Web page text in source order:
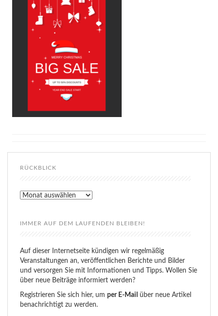
RÜCKBLICK
Rückblick
IMMER AUF DEM LAUFENDEN BLEIBEN!
Auf dieser Internetseite kündigen wir regelmäßig
Veranstaltungen an, veröffentlichen Berichte und Bilder
und versorgen Sie mit Informationen und Tipps. Wollen Sie
über neue Beiträge informiert werden?
Registrieren Sie sich hier, um per E-Mail
über neue Artikel
benachrichtigt zu werden.